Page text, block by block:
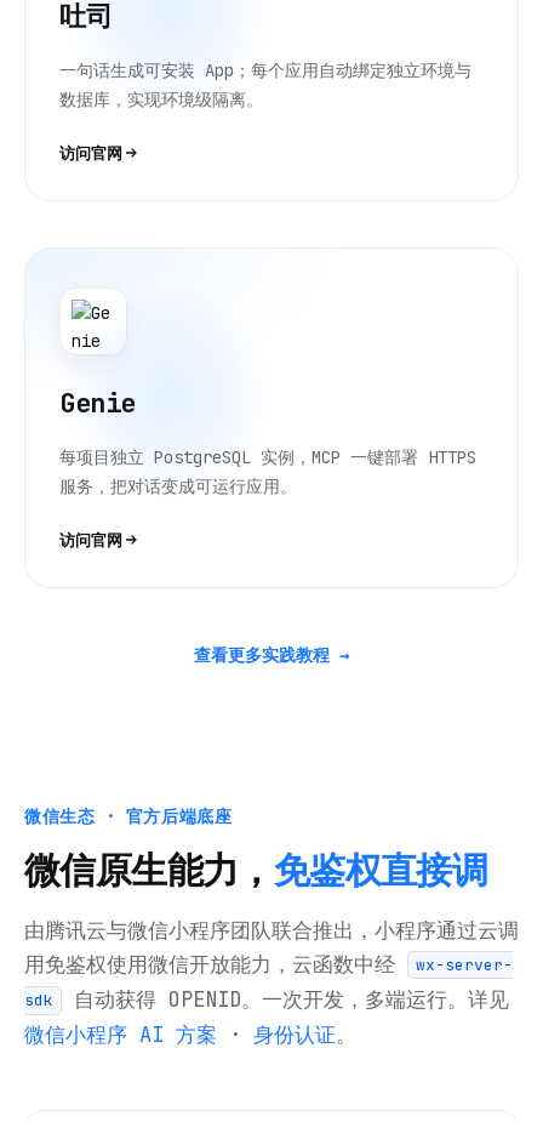
吐司
一句话生成可安装 App；每个应用自动绑定独立环境与
数据库，实现环境级隔离。
访问官网
Genie
每项目独立 PostgreSQL 实例，MCP 一键部署 HTTPS
服务，把对话变成可运行应用。
访问官网
查看更多实践教程 →
微信生态 · 官方后端底座
微信原生能力， 免鉴权直接调
由腾讯云与微信小程序团队联合推出，小程序通过云调
用免鉴权使用微信开放能力，云函数中经
wx-server-
sdk
自动获得 OPENID。一次开发，多端运行。详见
微信小程序 AI 方案 · 身份认证。